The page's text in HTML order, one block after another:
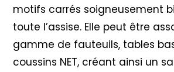
motifs carrés soigneusement
toute l’assise. Elle peut être
gamme de fauteuils, tables
coussins NET, créant ainsi un